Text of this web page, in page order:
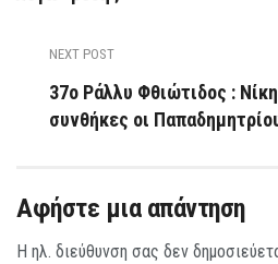
NEXT POST
37ο Ράλλυ Φθιώτιδος :
συνθήκες οι
Αφήστε μια απάντηση
Η ηλ. διεύθυνση σας δεν